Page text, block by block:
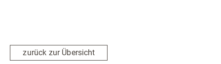
zurück zur Übersicht